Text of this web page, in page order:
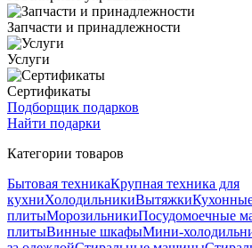
Запчасти и принадлежности
Услуги
Сертификаты
Подборщик подарков
Найти подарки
Категории товаров
Бытовая техникаКрупная техника для
кухниХолодильникиВытяжки
плитыМорозильникиПосудомоечные
плитыВинные шкафыМини-